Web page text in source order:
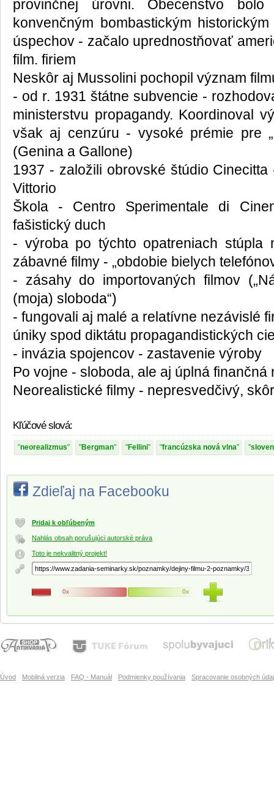
provinčnej úrovni. Obecenstvo
konvenčným bombastickým
úspechov - začalo uprednostňovať
film. firiem
Neskôr aj Mussolini pochopil význam
- od r. 1931 štátne subvencie -
ministerstvu propagandy. Koordinoval
však aj cenzúru - vysoké prémie pre
(Genina a Gallone)
1937 - založili obrovské štúdio
Vittorio
Škola - Centro Sperimentale di
fašistický duch
- výroba po týchto opatreniach stúpla
zábavné filmy - „obdobie bielych
- zásahy do importovaných filmov
(moja) sloboda“)
- fungovali aj malé a relatívne nezávislé
úniky spod diktátu propagandistických
- invázia spojencov - zastavenie výroby
Po vojne - sloboda, ale aj úplná finančná
Neorealistické filmy - nepresvedčivý,
Kľúčové slová:
neorealizmus Bergman Fellini francúzska nová vlna
Zdieľaj na Facebooku
Pridaj k obľúbeným
Nahlás obsah porušujúci autorské práva
Toto je nekvalitný projekt!
0x 0x
Úvod Mobilná verzia FAQ - Manuál Podmienky používania Spracovanie osobných